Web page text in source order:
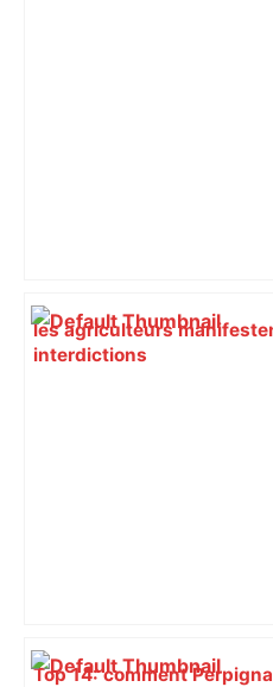
les agriculteurs
interdictions
Top 14: comment